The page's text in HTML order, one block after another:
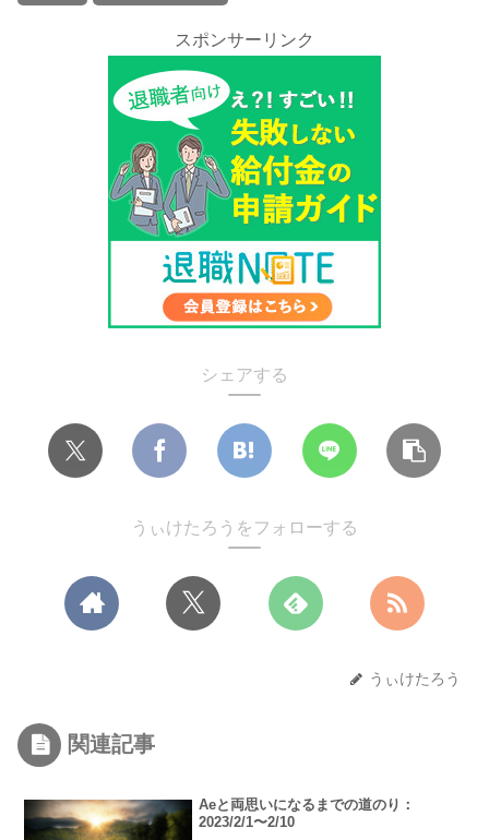
スポンサーリンク
シェアする
うぃけたろうをフォローする
うぃけたろう
関連記事
Aeと両思いになるまでの道のり：
2023/2/1〜2/10